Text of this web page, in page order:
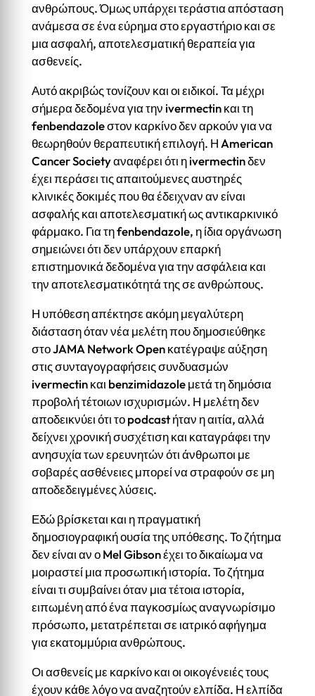
ανθρώπους. Όμως υπάρχει τεράστια απόσταση
ανάμεσα σε ένα εύρημα στο εργαστήριο και σε
μια ασφαλή, αποτελεσματική θεραπεία για
ασθενείς.
Αυτό ακριβώς τονίζουν και οι ειδικοί. Τα μέχρι
σήμερα δεδομένα για την ivermectin και τη
fenbendazole στον καρκίνο δεν αρκούν για να
θεωρηθούν θεραπευτική επιλογή. Η American
Cancer Society αναφέρει ότι η ivermectin δεν
έχει περάσει τις απαιτούμενες αυστηρές
κλινικές δοκιμές που θα έδειχναν αν είναι
ασφαλής και αποτελεσματική ως αντικαρκινικό
φάρμακο. Για τη fenbendazole, η ίδια οργάνωση
σημειώνει ότι δεν υπάρχουν επαρκή
επιστημονικά δεδομένα για την ασφάλεια και
την αποτελεσματικότητά της σε ανθρώπους.
Η υπόθεση απέκτησε ακόμη μεγαλύτερη
διάσταση όταν νέα μελέτη που δημοσιεύθηκε
στο JAMA Network Open κατέγραψε αύξηση
στις συνταγογραφήσεις συνδυασμών
ivermectin και benzimidazole μετά τη δημόσια
προβολή τέτοιων ισχυρισμών. Η μελέτη δεν
αποδεικνύει ότι το podcast ήταν η αιτία, αλλά
δείχνει χρονική συσχέτιση και καταγράφει την
ανησυχία των ερευνητών ότι άνθρωποι με
σοβαρές ασθένειες μπορεί να στραφούν σε μη
αποδεδειγμένες λύσεις.
Εδώ βρίσκεται και η πραγματική
δημοσιογραφική ουσία της υπόθεσης. Το ζήτημα
δεν είναι αν ο Mel Gibson έχει το δικαίωμα να
μοιραστεί μια προσωπική ιστορία. Το ζήτημα
είναι τι συμβαίνει όταν μια τέτοια ιστορία,
ειπωμένη από ένα παγκοσμίως αναγνωρίσιμο
πρόσωπο, μετατρέπεται σε ιατρικό αφήγημα
για εκατομμύρια ανθρώπους.
Οι ασθενείς με καρκίνο και οι οικογένειές τους
έχουν κάθε λόγο να αναζητούν ελπίδα. Η ελπίδα